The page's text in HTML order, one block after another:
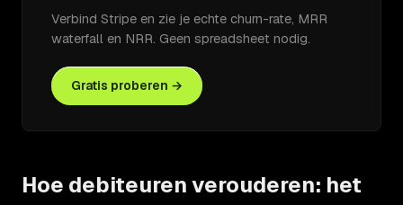
Verbind Stripe en zie je echte churn-rate, MRR
waterfall en NRR. Geen spreadsheet nodig.
Gratis proberen →
Hoe debiteuren verouderen: het